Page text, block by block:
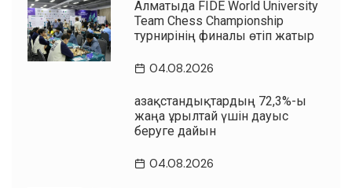
Алматыда FIDE World University
Team Chess Championship
турнирінің финалы өтіп жатыр
04.08.2026
Қазақстандықтардың 72,3%-ы
жаңа Құрылтай үшін дауыс
беруге дайын
04.08.2026